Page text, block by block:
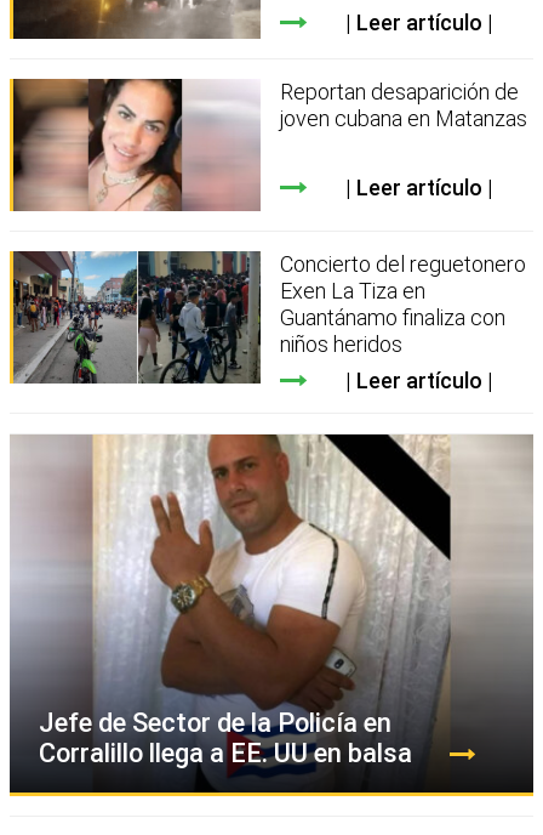
Leer artículo
Reportan desaparición de
joven cubana en Matanzas
Leer artículo
Concierto del reguetonero
Exen La Tiza en
Guantánamo finaliza con
niños heridos
Leer artículo
Jefe de Sector de la Policía en
Corralillo llega a EE. UU en balsa